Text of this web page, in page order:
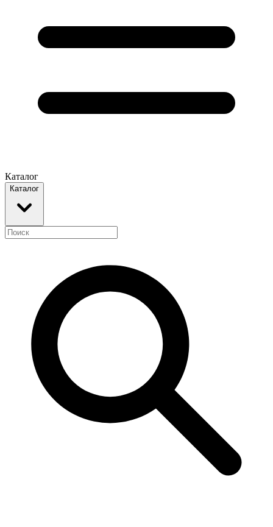
Каталог
Каталог